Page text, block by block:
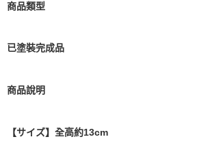
商品類型
已塗裝完成品
商品說明
【サイズ】全高約13cm